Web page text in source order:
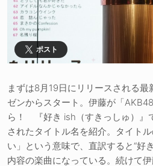
ポスト
まずは8月19日にリリースされる
ゼンからスタート。伊藤が「
ら！ 『好き ish（すきっしゅ）』
されたタイトル名を紹介。タイト
い」という意味で、直訳すると“好
内容の楽曲になっている。続けて